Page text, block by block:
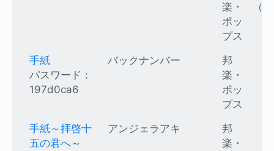
楽・
ポッ
プス
（
手紙
パスワード：
197d0ca6
バックナンバー
邦
楽・
ポッ
プス
手紙～拝啓十
五の君へ～
アンジェラアキ
邦
楽・